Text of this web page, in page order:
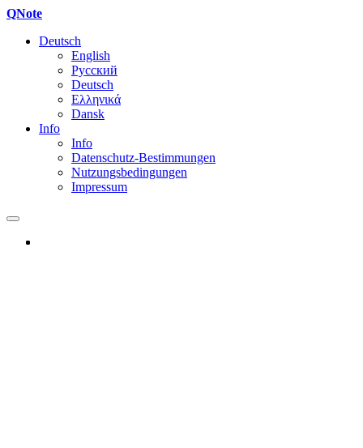
QNote
Deutsch
English
Русский
Deutsch
Ελληνικά
Dansk
Info
Info
Datenschutz-Bestimmungen
Nutzungsbedingungen
Impressum